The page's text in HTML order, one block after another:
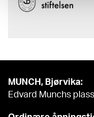
MUNCH, Bjørvika:
Edvard Munchs